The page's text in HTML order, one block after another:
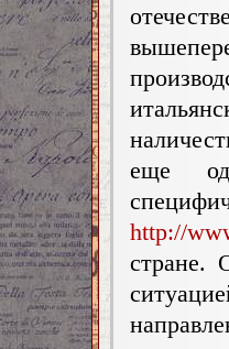
еще
http://
стране.